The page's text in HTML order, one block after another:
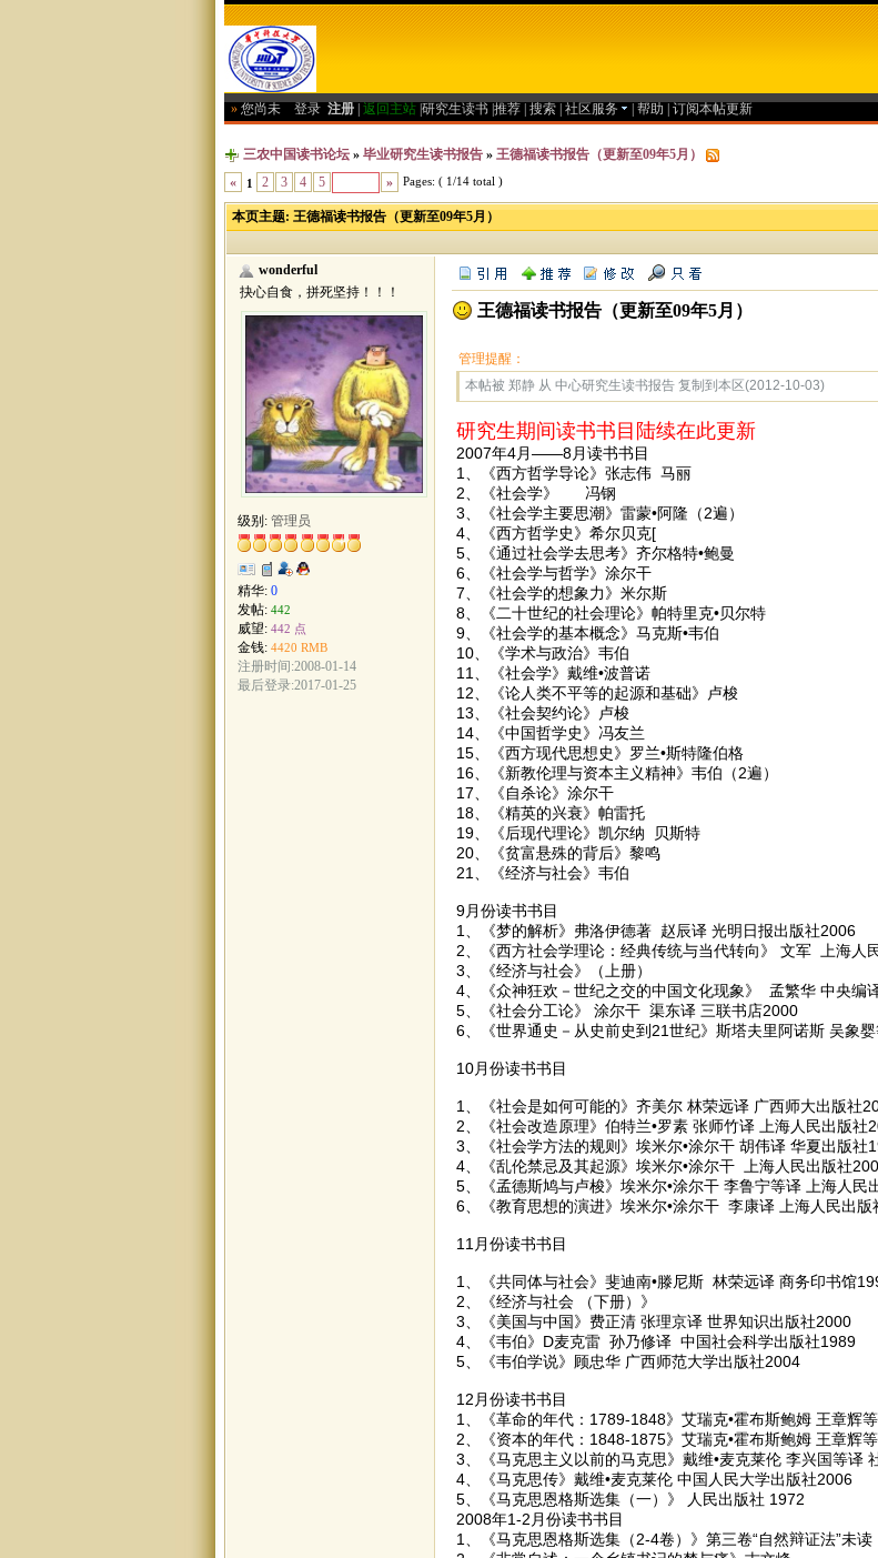
» 您尚未 登录 注册 返回主站 研究生读书 推荐 搜索 社区服务 帮助 订阅本帖更新
三农中国读书论坛 » 毕业研究生读书报告 » 王德福读书报告（更新至09年5月）
«
1 2 3 4 5 » Pages: ( 1/14 total )
本页主题: 王德福读书报告（更新至09年5月）
wonderful
抉心自食，拼死坚持！！！
级别: 管理员
精华: 0
发帖: 442
威望: 442 点
金钱: 4420 RMB
注册时间:2008-01-14
最后登录:2017-01-25
王德福读书报告（更新至09年5月）
管理提醒：
本帖被 郑静 从 中心研究生读书报告 复制到本区(2012-10-03)
研究生期间读书书目陆续在此更新
2007年4月——8月读书书目
1、《西方哲学导论》张志伟 马丽
2、《社会学》 冯钢
3、《社会学主要思潮》雷蒙•阿隆（2遍）
4、《西方哲学史》希尔贝克[
5、《通过社会学去思考》齐尔格特•鲍曼
6、《社会学与哲学》涂尔干
7、《社会学的想象力》米尔斯
8、《二十世纪的社会理论》帕特里克•贝尔特
9、《社会学的基本概念》马克斯•韦伯
10、《学术与政治》韦伯
11、《社会学》戴维•波普诺
12、《论人类不平等的起源和基础》卢梭
13、《社会契约论》卢梭
14、《中国哲学史》冯友兰
15、《西方现代思想史》罗兰•斯特隆伯格
16、《新教伦理与资本主义精神》韦伯（2遍）
17、《自杀论》涂尔干
18、《精英的兴衰》帕雷托
19、《后现代理论》凯尔纳 贝斯特
20、《贫富悬殊的背后》黎鸣
21、《经济与社会》韦伯
9月份读书书目
1、《梦的解析》弗洛伊德著 赵辰译 光明日报出版社2006
2、《西方社会学理论：经典传统与当代转向》 文军 上海人
3、《经济与社会》（上册）
4、《众神狂欢－世纪之交的中国文化现象》 孟繁华 中央编
5、《社会分工论》 涂尔干 渠东译 三联书店2000
6、《世界通史－从史前史到21世纪》斯塔夫里阿诺斯 吴象
10月份读书书目
1、《社会是如何可能的》齐美尔 林荣远译 广西师大出版社
2、《社会改造原理》伯特兰•罗素 张师竹译 上海人民出版社
3、《社会学方法的规则》埃米尔•涂尔干 胡伟译 华夏出版社
4、《乱伦禁忌及其起源》埃米尔•涂尔干 上海人民出版社
5、《孟德斯鸠与卢梭》埃米尔•涂尔干 李鲁宁等译 上海人民
6、《教育思想的演进》埃米尔•涂尔干 李康译 上海人民出版
11月份读书书目
1、《共同体与社会》斐迪南•滕尼斯 林荣远译 商务印书馆
2、《经济与社会 （下册）》
3、《美国与中国》费正清 张理京译 世界知识出版社2000
4、《韦伯》D麦克雷 孙乃修译 中国社会科学出版社1989
5、《韦伯学说》顾忠华 广西师范大学出版社2004
12月份读书书目
1、《革命的年代：1789-1848》艾瑞克•霍布斯鲍姆 王章辉
2、《资本的年代：1848-1875》艾瑞克•霍布斯鲍姆 王章辉
3、《马克思主义以前的马克思》戴维•麦克莱伦 李兴国等译
4、《马克思传》戴维•麦克莱伦 中国人民大学出版社2006
5、《马克思恩格斯选集（一）》 人民出版社 1972
2008年1-2月份读书书目
1、《马克思恩格斯选集（2-4卷）》第三卷“自然辩证法”未